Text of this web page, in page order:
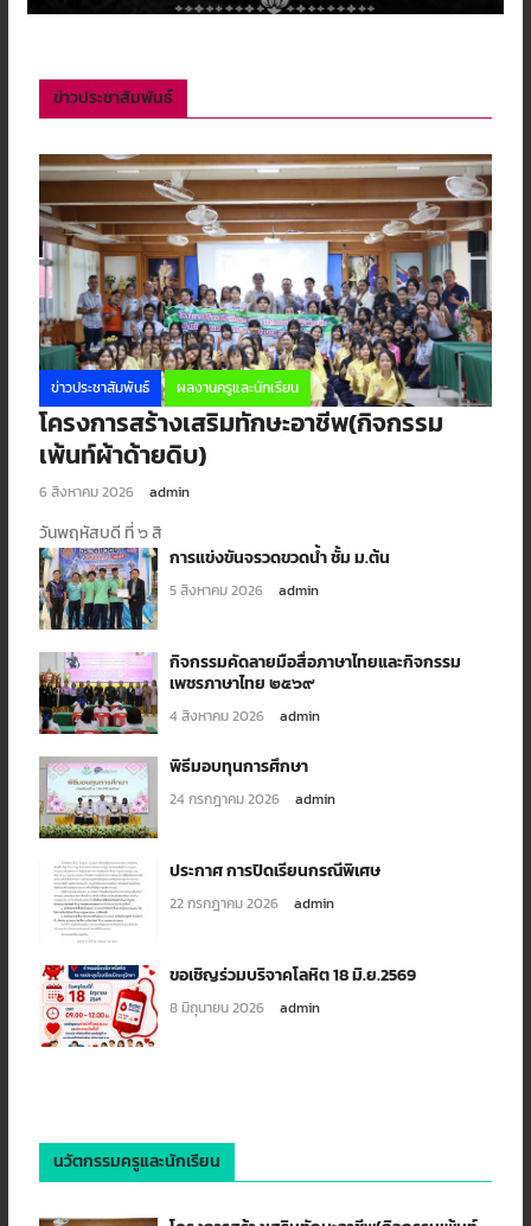
ข่าวประชาสัมพันธ์
ข่าวประชาสัมพันธ์ ผลงานครูและนักเรียน
โครงการสร้างเสริมทักษะอาชีพ(กิจกรรม
เพ้นท์ผ้าด้ายดิบ)
6 สิงหาคม 2026 admin
วันพฤหัสบดี ที่ ๖ สิ
การแข่งขันจรวดขวดน้ำ ชั้ม ม.ต้น
5 สิงหาคม 2026 admin
กิจกรรมคัดลายมือสื่อภาษาไทยและกิจกรรม
เพชรภาษาไทย ๒๕๖๙
4 สิงหาคม 2026 admin
พิธีมอบทุนการศึกษา
24 กรกฎาคม 2026 admin
ประกาศ การปิดเรียนกรณีพิเศษ
22 กรกฎาคม 2026 admin
ขอเชิญร่วมบริจาคโลหิต 18 มิ.ย.2569
8 มิถุนายน 2026 admin
นวัตกรรมครูและนักเรียน